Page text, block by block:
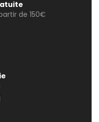
de 150€